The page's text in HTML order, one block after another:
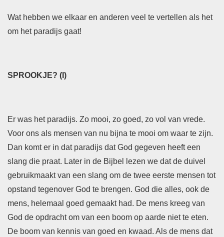
Wat hebben we elkaar en anderen veel te vertellen als het
om het paradijs gaat!
SPROOKJE? (I)
Er was het paradijs. Zo mooi, zo goed, zo vol van vrede.
Voor ons als mensen van nu bijna te mooi om waar te zijn.
Dan komt er in dat paradijs dat God gegeven heeft een
slang die praat. Later in de Bijbel lezen we dat de duivel
gebruikmaakt van een slang om de twee eerste mensen tot
opstand tegenover God te brengen. God die alles, ook de
mens, helemaal goed gemaakt had. De mens kreeg van
God de opdracht om van een boom op aarde niet te eten.
De boom van kennis van goed en kwaad. Als de mens dat